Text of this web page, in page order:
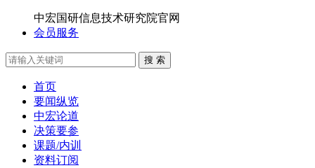
中宏国研信息技术研究院官网
会员服务
搜 索
首页
要闻纵览
中宏论道
决策要参
课题/内训
资料订阅